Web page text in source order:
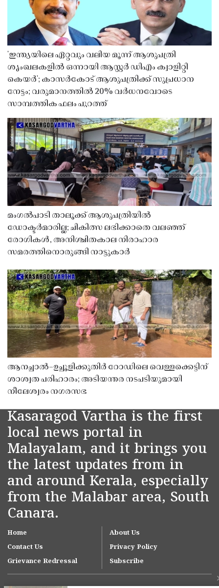
'ഇന്ത്യയിലെ ഏറ്റവും വലിയ മൂന്ന് ആശുപത്രി
ശൃംഖലകളിൽ ഒന്നായി ആസ്റ്റർ ഡിഎം ക്വാളിറ്റി
കെയർ'; കാസർകോട് ആശുപത്രിക്ക് സുപ്രധാന
നേട്ടം; വരുമാനത്തിൽ 20% വർധനവോടെ
സാമ്പത്തിക ഫലം പുറത്ത്
മംഗൽപാടി താലൂക്ക് ആശുപത്രിയിൽ
ഡോക്ടർമാരില്ല; ചികിത്സ ലഭിക്കാതെ വലഞ്ഞ്
രോഗികൾ, അനിശ്ചിതകാല നിരാഹാര
സമരത്തിനൊരുങ്ങി നാട്ടുകാർ
ആനച്ചാൽ–ഉച്ചൂളിക്കുതിർ റോഡിലെ വെള്ളക്കെട്ടിന്
ശാശ്വത പരിഹാരം; അടിയന്തര നടപടിയുമായി
നീലേശ്വരം നഗരസഭ
Kasaragod Vartha is the first
local news portal in
Malayalam, and it brings you
the latest updates from in
and around Kerala, especially
from the Malabar area, South
Canara.
Home
About Us
Contact Us
Privacy Policy
Grievance Redressal
Subscribe